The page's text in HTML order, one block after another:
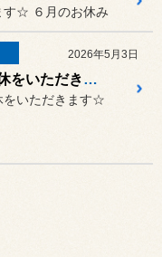
す☆ ６月のお休み
2026年5月3日
ゴールデンウィーク連休をいただきます♫
をいただきます☆